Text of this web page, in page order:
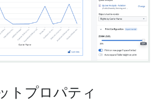
トプロパティ